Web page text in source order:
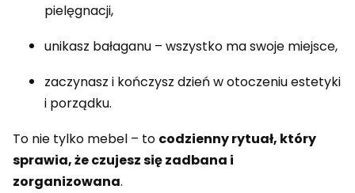
pielęgnacji,
unikasz bałaganu – wszystko ma swoje miejsce,
zaczynasz i kończysz dzień w otoczeniu estetyki
i porządku.
To nie tylko mebel – to codzienny rytuał, który
sprawia, że czujesz się zadbana i
zorganizowana.